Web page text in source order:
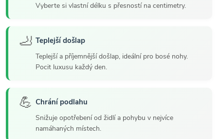
Vyberte si vlastní délku s přesností na centimetry.
🦶 Teplejší došlap
Teplejší a příjemnější došlap, ideální pro bosé nohy.
Pocit luxusu každý den.
💪 Chrání podlahu
Snižuje opotřebení od židlí a pohybu v nejvíce
namáhaných místech.